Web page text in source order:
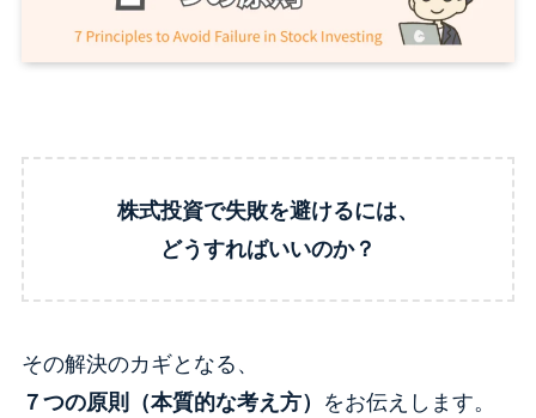
株式投資で失敗を避けるには、
どうすればいいのか？
その解決のカギとなる、
７つの原則（本質的な考え方）
をお伝えします。